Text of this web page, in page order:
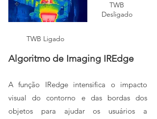
TWB
Desligado
TWB Ligado
Algoritmo de Imaging IREdge
A função IRedge intensifica o impacto
visual do contorno e das bordas dos
objetos para ajudar os usuários a